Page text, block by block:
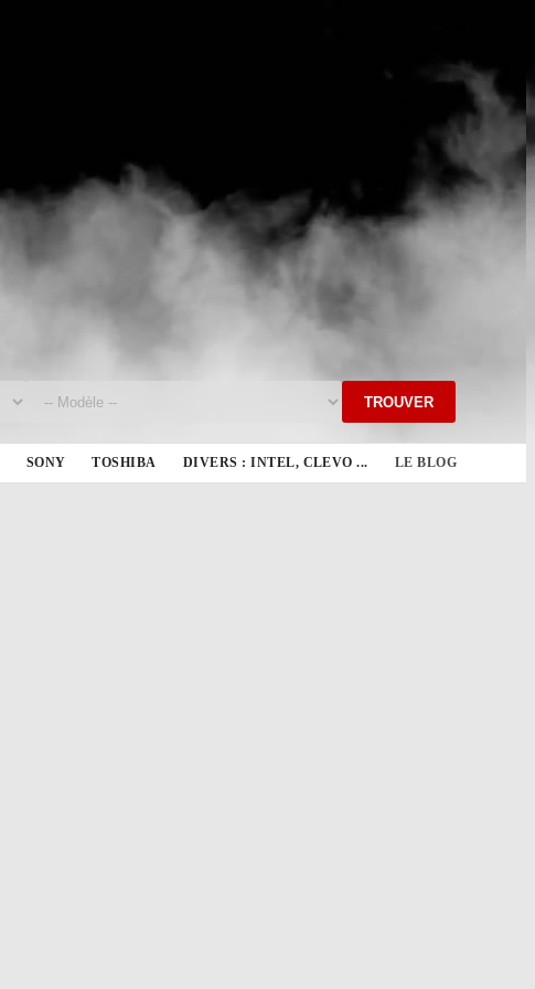
TROUVER
SONY TOSHIBA DIVERS : INTEL, CLEVO ... LE BLOG